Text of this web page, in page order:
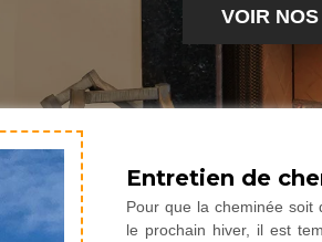
VOIR
Entretien de
Pour que la cheminée soit
le prochain hiver, il est